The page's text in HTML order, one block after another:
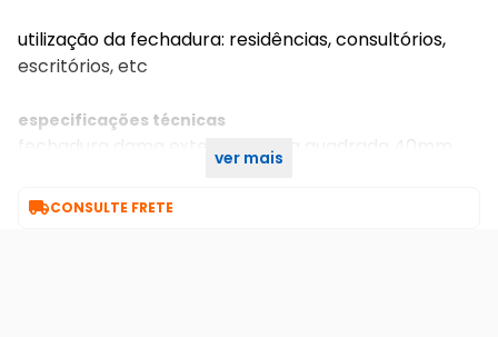
utilização da fechadura: residências, consultórios,
escritórios, etc
especificações técnicas
fechadura dama externa roseta quadrada 40mm
ver mais
CONSULTE FRETE